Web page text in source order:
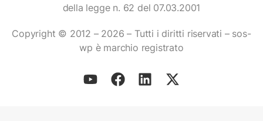
della legge n. 62 del 07.03.2001
Copyright © 2012 – 2026 – Tutti i diritti riservati – sos-
wp è marchio registrato